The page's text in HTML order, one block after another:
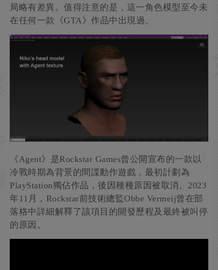
局略有差異。值得注意的是，這一角色模型至今未
在任何一款《GTA》作品中出現過。
《Agent》是Rockstar Games曾公開宣布的一款以
冷戰時期為背景的間諜動作遊戲，最初計劃為
PlayStation獨佔作品，後因種種原因被取消。2023
年11月，Rockstar前技術總監Obbe Vermeij曾在部
落格中詳細解釋了該項目的開發歷程及最終被叫停
的原因。